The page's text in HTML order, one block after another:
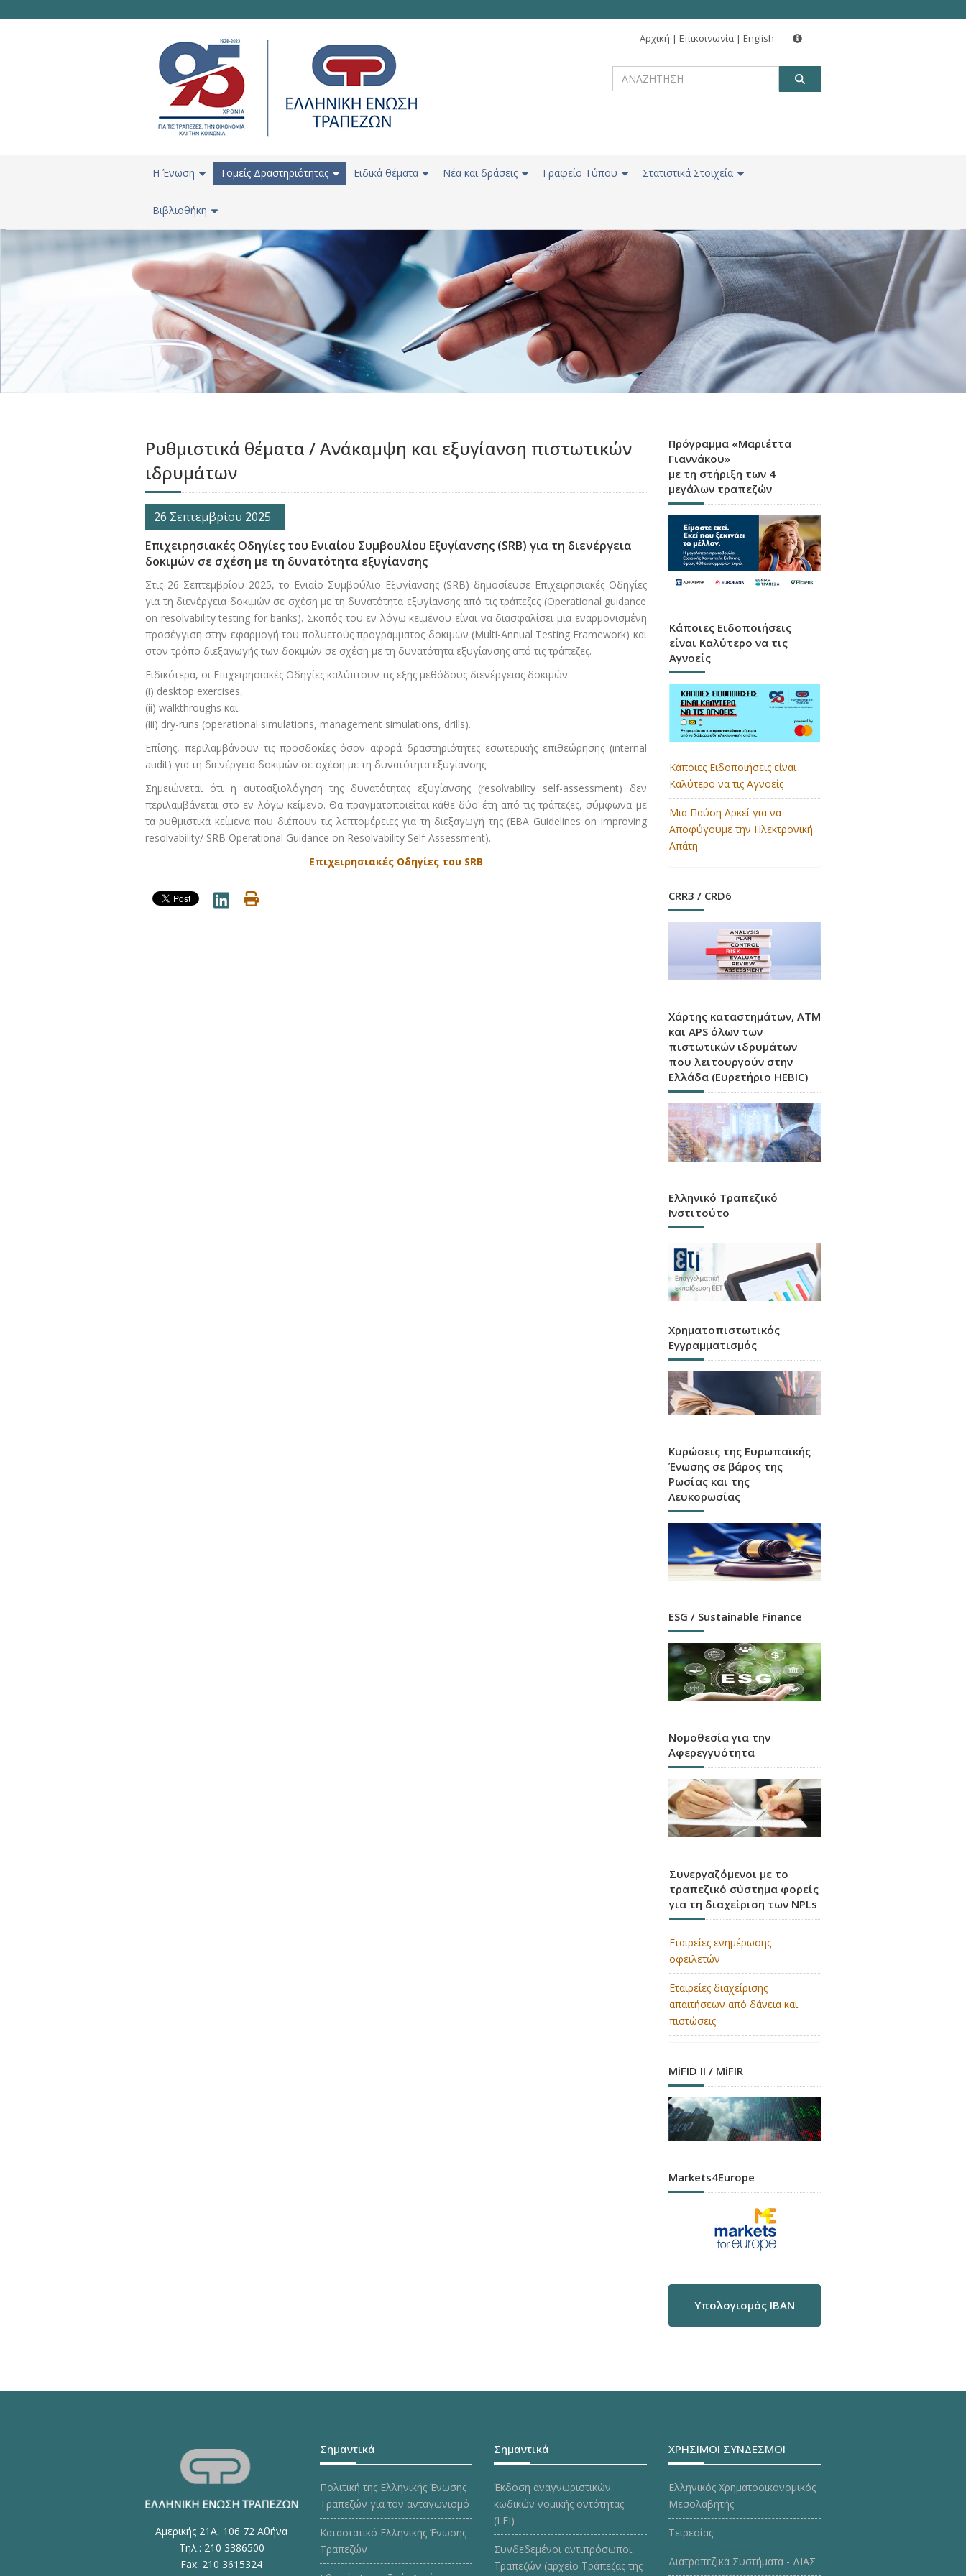
Αρχική | Επικοινωνία | English
H Ένωση Τομείς Δραστηριότητας Ειδικά θέματα Νέα και δράσεις Γραφείο Τύπου Στατιστικά Στοιχεία
Βιβλιοθήκη
Ρυθμιστικά θέματα / Ανάκαμψη και εξυγίανση πιστωτικών
ιδρυμάτων
26 Σεπτεμβρίου 2025
Επιχειρησιακές Οδηγίες του Ενιαίου Συμβουλίου Εξυγίανσης (SRB) για τη διενέργεια
δοκιμών σε σχέση με τη δυνατότητα εξυγίανσης
Στις 26 Σεπτεμβρίου 2025, το Ενιαίο Συμβούλιο Εξυγίανσης (SRB) δημοσίευσε Επιχειρησιακές Οδηγίες
για τη διενέργεια δοκιμών σε σχέση με τη δυνατότητα εξυγίανσης από τις τράπεζες (Operational guidance
on resolvability testing for banks). Σκοπός του εν λόγω κειμένου είναι να διασφαλίσει μια εναρμονισμένη
προσέγγιση στην εφαρμογή του πολυετούς προγράμματος δοκιμών (Multi-Annual Testing Framework) και
στον τρόπο διεξαγωγής των δοκιμών σε σχέση με τη δυνατότητα εξυγίανσης από τις τράπεζες.
Ειδικότερα, οι Επιχειρησιακές Οδηγίες καλύπτουν τις εξής μεθόδους διενέργειας δοκιμών:
(i) desktop exercises,
(ii) walkthroughs και
(iii) dry-runs (operational simulations, management simulations, drills).
Επίσης, περιλαμβάνουν τις προσδοκίες όσον αφορά δραστηριότητες εσωτερικής επιθεώρησης (internal
audit) για τη διενέργεια δοκιμών σε σχέση με τη δυνατότητα εξυγίανσης.
Σημειώνεται ότι η αυτοαξιολόγηση της δυνατότητας εξυγίανσης (resolvability self-assessment) δεν
περιλαμβάνεται στο εν λόγω κείμενο. Θα πραγματοποιείται κάθε δύο έτη από τις τράπεζες, σύμφωνα με
τα ρυθμιστικά κείμενα που διέπουν τις λεπτομέρειες για τη διεξαγωγή της (EBA Guidelines on improving
resolvability/ SRB Operational Guidance on Resolvability Self-Assessment).
Επιχειρησιακές Οδηγίες του SRB
Πρόγραμμα «Μαριέττα
Γιαννάκου»
με τη στήριξη των 4
μεγάλων τραπεζών
Κάποιες Ειδοποιήσεις
είναι Καλύτερο να τις
Αγνοείς
Κάποιες Ειδοποιήσεις είναι
Καλύτερο να τις Αγνοείς
Μια Παύση Αρκεί για να
Αποφύγουμε την Ηλεκτρονική
Απάτη
CRR3 / CRD6
Χάρτης καταστημάτων, ATM
και APS όλων των
πιστωτικών ιδρυμάτων
που λειτουργούν στην
Ελλάδα (Ευρετήριο HEBIC)
Ελληνικό Τραπεζικό
Ινστιτούτο
Χρηματοπιστωτικός
Εγγραμματισμός
Κυρώσεις της Ευρωπαϊκής
Ένωσης σε βάρος της
Ρωσίας και της
Λευκορωσίας
ESG / Sustainable Finance
Νομοθεσία για την
Αφερεγγυότητα
Συνεργαζόμενοι με το
τραπεζικό σύστημα φορείς
για τη διαχείριση των NPLs
Εταιρείες ενημέρωσης
οφειλετών
Εταιρείες διαχείρισης
απαιτήσεων από δάνεια και
πιστώσεις
MiFID II / MiFIR
Markets4Europe
Υπολογισμός IBAN
Αμερικής 21Α, 106 72 Αθήνα
Τηλ.: 210 3386500
Fax: 210 3615324
Σημαντικά
Πολιτική της Ελληνικής Ένωσης
Τραπεζών για τον ανταγωνισμό
Καταστατικό Ελληνικής Ένωσης
Τραπεζών
Σημαντικά
Έκδοση αναγνωριστικών
κωδικών νομικής οντότητας
(LEI)
Συνδεδεμένοι αντιπρόσωποι
Τραπεζών (αρχείο Τράπεζας της
ΧΡΗΣΙΜΟΙ ΣΥΝΔΕΣΜΟΙ
Ελληνικός Χρηματοοικονομικός
Μεσολαβητής
Τειρεσίας
Διατραπεζικά Συστήματα - ΔΙΑΣ